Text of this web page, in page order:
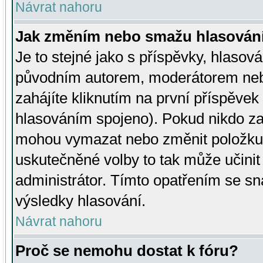
Návrat nahoru
Jak změním nebo smažu
Je to stejné jako s příspěvky,
původním autorem, moderátorem
zahájíte kliknutím na první
hlasováním spojeno). Pokud nikdo
mohou vymazat nebo změnit
uskutečněné volby to tak může
administrátor. Tímto opatřením se
výsledky hlasování.
Návrat nahoru
Proč se nemohu dostat k fóru?